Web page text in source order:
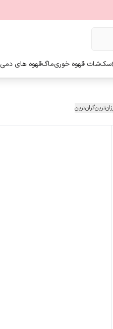
شات قهوه خوریماگقهوه های دمی
گران‌ترین